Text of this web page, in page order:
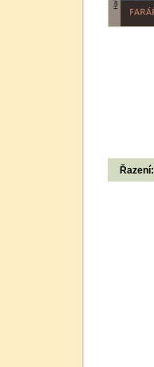
Řazení: